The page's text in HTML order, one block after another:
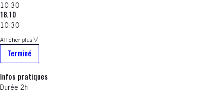
10:30
18.10
10:30
Afficher plus
Terminé
Infos pratiques
Durée 2h